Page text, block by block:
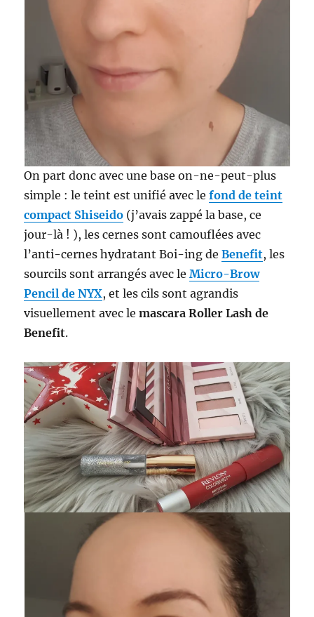
On part donc avec une base on-ne-peut-plus
simple : le teint est unifié avec lefond de teint
compact Shiseido (j’avais zappé la base, ce
jour-là ! ), les cernes sont camouflées avec
l’anti-cernes hydratant Boi-ing deBenefit, les
sourcils sont arrangés avec leMicro-Brow
Pencil de NYX, et les cils sont agrandis
visuellement avec lemascara Roller Lash de
Benefit.